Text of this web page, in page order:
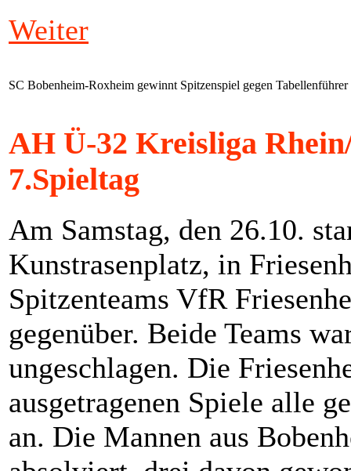
Weiter
SC Bobenheim-Roxheim gewinnt Spitzenspiel gegen
AH Ü-32 Kreisliga
7.Spieltag
Am Samstag, den 26.10.
Kunstrasenplatz, in
Spitzenteams VfR
gegenüber. Beide Teams
ungeschlagen. Die
ausgetragenen Spiele alle
an. Die Mannen aus